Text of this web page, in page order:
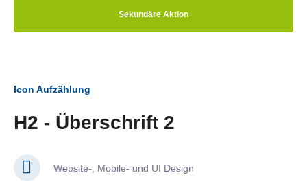
Sekundäre Aktion
Icon Aufzählung
H2 - Überschrift 2
Website-, Mobile- und UI Design